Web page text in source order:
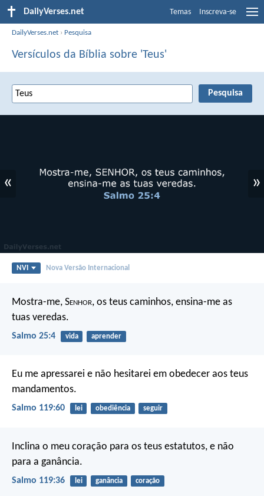
DailyVerses.net Temas Inscreva-se
DailyVerses.net › Pesquisa
Versículos da Bíblia sobre 'Teus'
« »
NVI Nova Versão Internacional
Mostra-me, Senhor, os teus caminhos, ensina-me as
tuas veredas.
Salmo 25:4 vida aprender
Eu me apressarei e não hesitarei em obedecer aos teus
mandamentos.
Salmo 119:60 lei obediência seguir
Inclina o meu coração para os teus estatutos, e não
para a ganância.
Salmo 119:36 lei ganância coração